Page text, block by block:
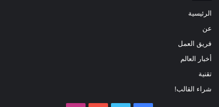
الرئيسية
عن
فريق العمل
أخبار العالم
تقنية
شراء القالب!